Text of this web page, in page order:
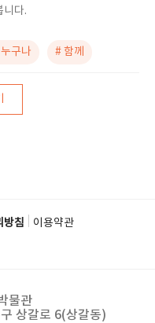
니다.
구나 # 함께
방침
이용약관
물관
상갈로 6(상갈동)